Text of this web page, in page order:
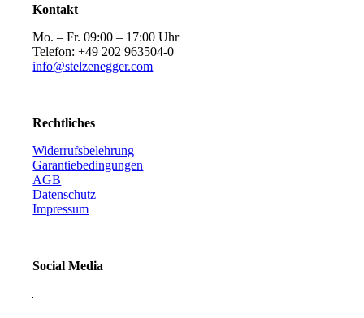
Kontakt
Mo. – Fr. 09:00 – 17:00 Uhr
Telefon: +49 202 963504-0
info@stelzenegger.com
Rechtliches
Widerrufsbelehrung
Garantiebedingungen
AGB
Datenschutz
Impressum
Social Media